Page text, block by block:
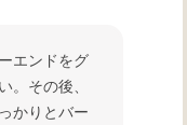
エンドをグ
。その後、
かりとバー